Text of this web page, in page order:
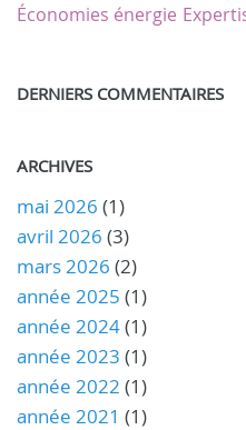
Économies énergie
DERNIERS COMMENTAIRES
ARCHIVES
mai 2026 (1)
avril 2026 (3)
mars 2026 (2)
année 2025 (1)
année 2024(1)
année 2023 (1)
année 2022 (1)
année 2021 (1)